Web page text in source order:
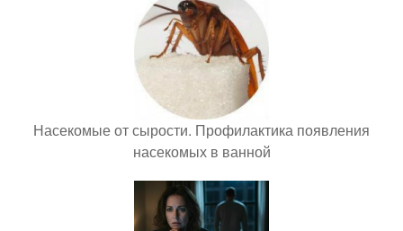
Насекомые от сырости. Профилактика появления
насекомых в ванной